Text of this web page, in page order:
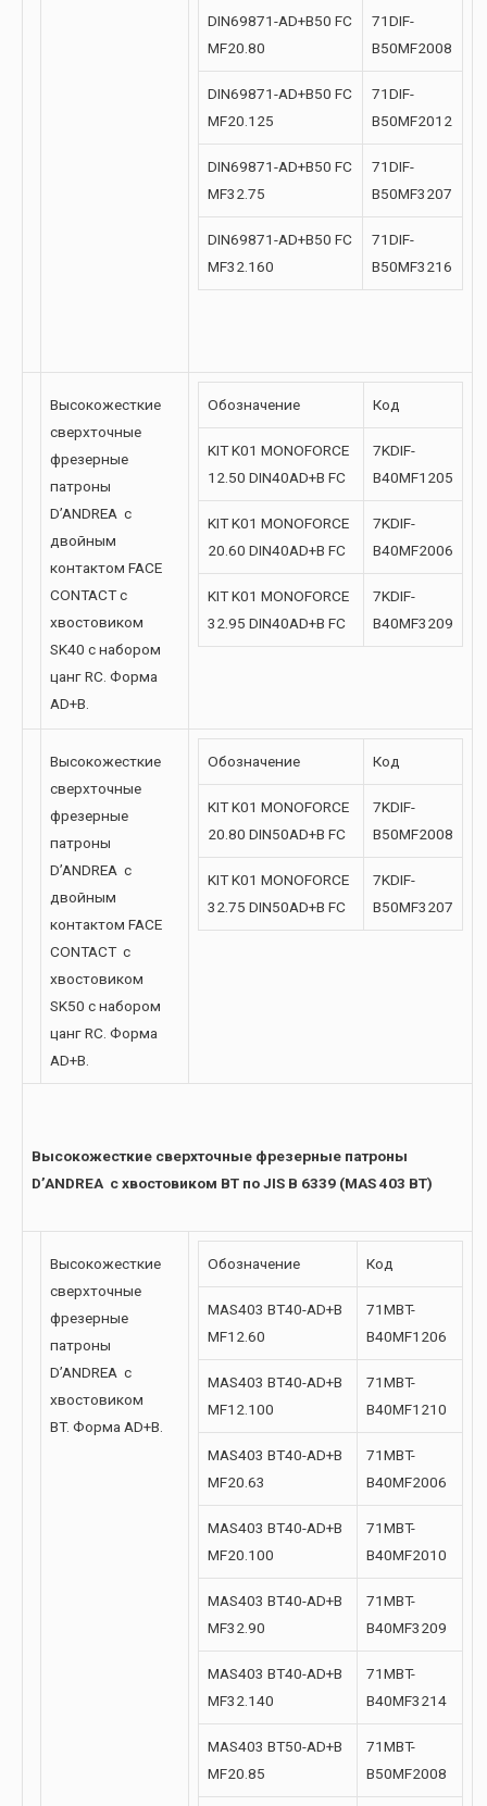
DIN69871-AD+B50 FC
MF20.80
71DIF-
B50MF2008
DIN69871-AD+B50 FC
MF20.125
71DIF-
B50MF2012
DIN69871-AD+B50 FC
MF32.75
71DIF-
B50MF3207
DIN69871-AD+B50 FC
MF32.160
71DIF-
B50MF3216
Высокожесткие
сверхточные
фрезерные
патроны
D’ANDREA с
двойным
контактом FACE
CONTACT с
хвостовиком
SK40 с набором
цанг RC. Форма
AD+B.
Обозначение Код
KIT K01 MONOFORCE
12.50 DIN40AD+B FC
7KDIF-
B40MF1205
KIT K01 MONOFORCE
20.60 DIN40AD+B FC
7KDIF-
B40MF2006
KIT K01 MONOFORCE
32.95 DIN40AD+B FC
7KDIF-
B40MF3209
Высокожесткие
сверхточные
фрезерные
патроны
D’ANDREA с
двойным
контактом FACE
CONTACT с
хвостовиком
SK50 с набором
цанг RC. Форма
AD+B.
Обозначение Код
KIT K01 MONOFORCE
20.80 DIN50AD+B FC
7KDIF-
B50MF2008
KIT K01 MONOFORCE
32.75 DIN50AD+B FC
7KDIF-
B50MF3207
Высокожесткие сверхточные фрезерные патроны
D’ANDREA с хвостовиком BT по JIS B 6339 (MAS 403 BT)
Высокожесткие
сверхточные
фрезерные
патроны
D’ANDREA с
хвостовиком
BT. Форма AD+B.
Обозначение Код
MAS403 BT40-AD+B
MF12.60
71MBT-
B40MF1206
MAS403 BT40-AD+B
MF12.100
71MBT-
B40MF1210
MAS403 BT40-AD+B
MF20.63
71MBT-
B40MF2006
MAS403 BT40-AD+B
MF20.100
71MBT-
B40MF2010
MAS403 BT40-AD+B
MF32.90
71MBT-
B40MF3209
MAS403 BT40-AD+B
MF32.140
71MBT-
B40MF3214
MAS403 BT50-AD+B
MF20.85
71MBT-
B50MF2008